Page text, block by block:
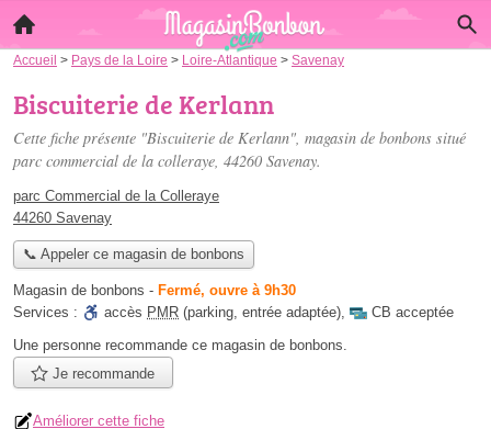
Accueil > Pays de la Loire > Loire-Atlantique > Savenay
Biscuiterie de Kerlann
Cette fiche présente "Biscuiterie de Kerlann", magasin de bonbons situé
parc commercial de la colleraye, 44260 Savenay.
parc Commercial de la Colleraye
44260 Savenay
📞 Appeler ce magasin de bonbons
Magasin de bonbons - Fermé, ouvre à 9h30
Services :
accès PMR (parking, entrée adaptée),
CB acceptée
Une personne recommande ce magasin de bonbons.
Je recommande
Améliorer cette fiche